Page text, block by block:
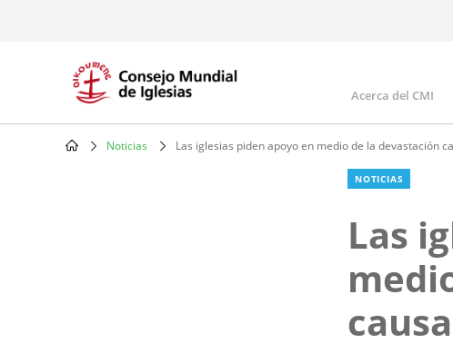
Main
Acerca del CMI
Noticias Las iglesias piden apoyo en medio de la devastación
NOTICIAS
Las